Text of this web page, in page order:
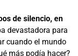
de silencio, en
devastadora para
cuando el mundo
más podía hacer?